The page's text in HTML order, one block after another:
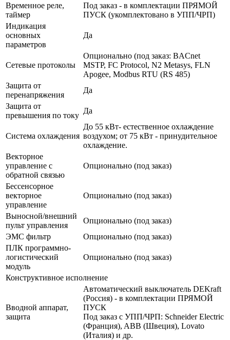
Временное реле,
таймер
Под заказ - в комплектации ПРЯМОЙ
ПУСК (укомплектовано в УПП/ЧРП)
Индикация
основных
параметров
Да
Сетевые протоколы
Опционально (под заказ: BACnet
MSTP, FC Protocol, N2 Metasys, FLN
Apogee, Modbus RTU (RS 485)
Защита от
перенапряжения
Да
Защита от
превышения по току
Да
Система охлаждения
До 55 кВт- естественное охлаждение
воздухом; от 75 кВт - принудительное
охлаждение.
Векторное
управление с
обратной связью
Опционально (под заказ)
Бессенсорное
векторное
управление
Опционально (под заказ)
Выносной/внешний
пульт управления
Опционально (под заказ)
ЭМС фильтр
Опционально (под заказ)
ПЛК программно-
логистический
модуль
Опционально (под заказ)
Конструктивное исполнение
Вводной аппарат,
защита
Автоматический выключатель DEKraft
(Россия) - в комплектации ПРЯМОЙ
ПУСК
Под заказ с УПП/ЧРП: Schneider Electric
(Франция), ABB (Швеция), Lovato
(Италия) и др.